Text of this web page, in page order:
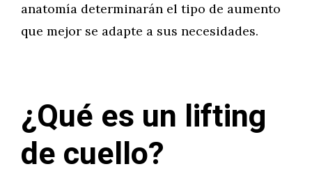
anatomía determinarán el tipo de aumento
que mejor se adapte a sus necesidades.
¿Qué es un lifting
de cuello?